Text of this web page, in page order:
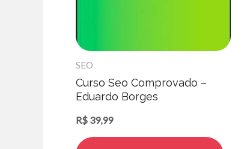
SEO
Curso Seo Comprovado –
Eduardo Borges
R$ 39,99